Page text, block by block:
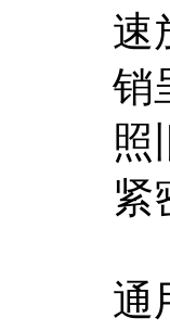
速
销
照
紧
通